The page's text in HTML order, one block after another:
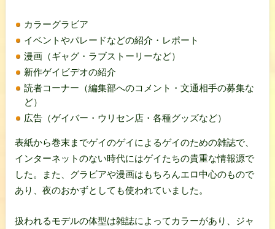
カラーグラビア
イベントやパレードなどの紹介・レポート
漫画（ギャグ・ラブストーリーなど）
新作ゲイビデオの紹介
読者コーナー（編集部へのコメント・文通相手の募集な
ど）
広告（ゲイバー・ウリセン店・各種グッズなど）
表紙から巻末までゲイのゲイによるゲイのための雑誌で、
インターネットのない時代にはゲイたちの貴重な情報源で
した。また、グラビアや漫画はもちろんエロ中心のもので
あり、夜のおかずとしても使われていました。
扱われるモデルの体型は雑誌によってカラーがあり、ジャ